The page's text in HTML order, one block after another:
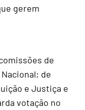
gerem
de
de
e Justiça e
votação no